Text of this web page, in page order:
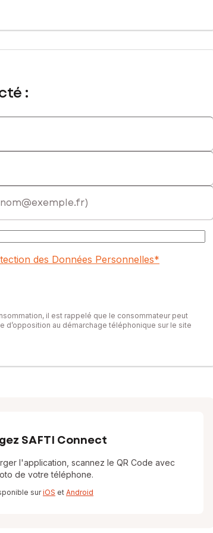
:
des Données Personnelles*
il est rappelé que le consommateur peut
d’opposition au démarchage téléphonique sur le site
SAFTI Connect
l'application, scannez le QR Code avec
de votre téléphone.
suriOS et Android